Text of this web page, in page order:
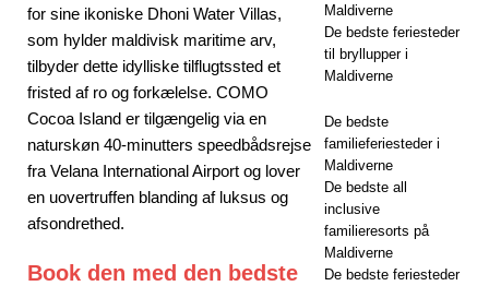
for sine ikoniske Dhoni Water Villas,
som hylder maldivisk maritime arv,
tilbyder dette idylliske tilflugtssted et
fristed af ro og forkælelse. COMO
Cocoa Island er tilgængelig via en
naturskøn 40-minutters speedbådsrejse
fra Velana International Airport og lover
en uovertruffen blanding af luksus og
afsondrethed.
Book den med den bedste
Maldiverne
De bedste feriesteder
til bryllupper i
Maldiverne
De bedste
familieferiesteder i
Maldiverne
De bedste all
inclusive
familieresorts på
Maldiverne
De bedste feriesteder